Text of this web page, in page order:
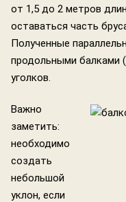
от 1,5 до 2 метров
оставаться часть
Полученные
продольными балками
уголков.
Важно
заметить:
необходимо
создать
небольшой
уклон, если